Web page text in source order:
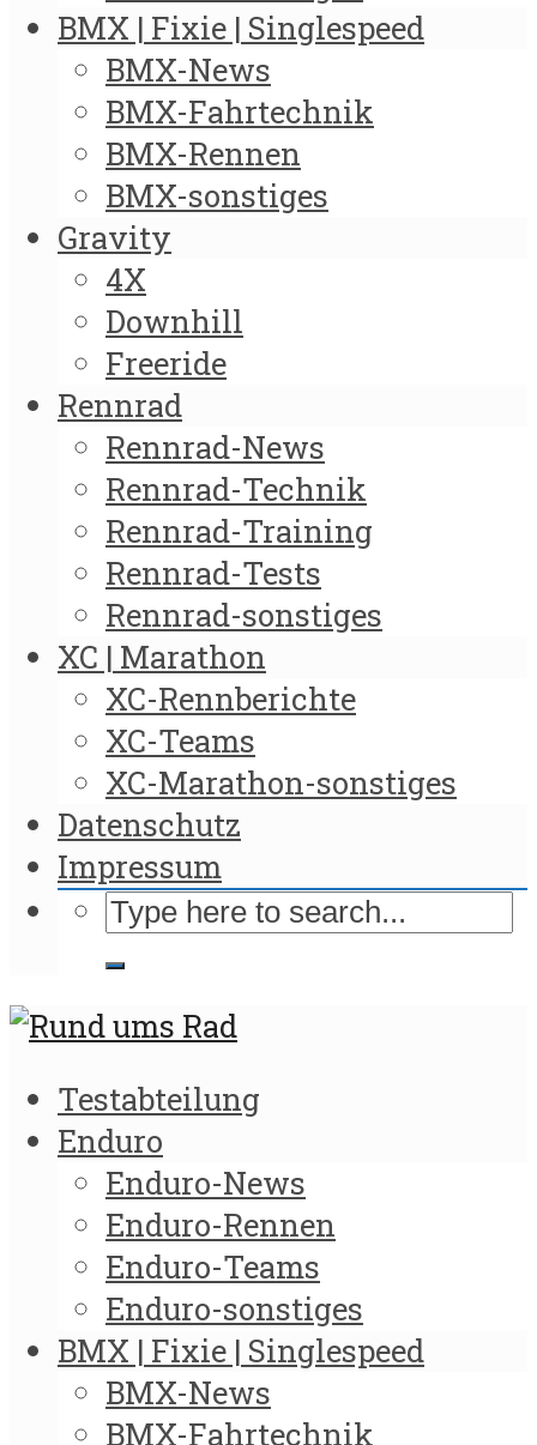
BMX | Fixie | Singlespeed
BMX-News
BMX-Fahrtechnik
BMX-Rennen
BMX-sonstiges
Gravity
4X
Downhill
Freeride
Rennrad
Rennrad-News
Rennrad-Technik
Rennrad-Training
Rennrad-Tests
Rennrad-sonstiges
XC | Marathon
XC-Rennberichte
XC-Teams
XC-Marathon-sonstiges
Datenschutz
Impressum
Testabteilung
Enduro
Enduro-News
Enduro-Rennen
Enduro-Teams
Enduro-sonstiges
BMX | Fixie | Singlespeed
BMX-News
BMX-Fahrtechnik